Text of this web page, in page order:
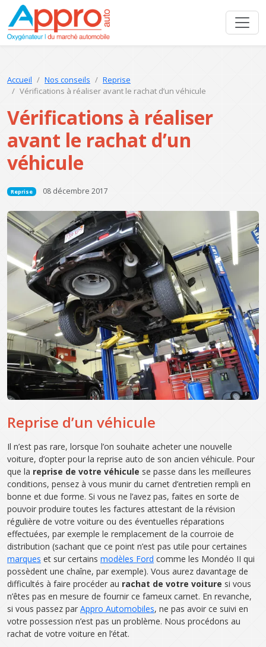
Accueil Nos conseils
Reprise
Vérifications à réaliser avant le rachat d’un véhicule
Vérifications à réaliser
avant le rachat d’un
véhicule
Reprise 08 décembre 2017
Reprise d’un véhicule
Il n’est pas rare, lorsque l’on souhaite acheter une nouvelle
voiture, d’opter pour la reprise auto de son ancien véhicule. Pour
que la reprise de votre véhicule se passe dans les meilleures
conditions, pensez à vous munir du carnet d’entretien rempli en
bonne et due forme. Si vous ne l’avez pas, faites en sorte de
pouvoir produire toutes les factures attestant de la révision
régulière de votre voiture ou des éventuelles réparations
effectuées, par exemple le remplacement de la courroie de
distribution (sachant que ce point n’est pas utile pour certaines
marques et sur certains modèles Ford comme les Mondéo II qui
possèdent une chaîne, par exemple). Vous aurez davantage de
difficultés à faire procéder au rachat de votre voiture si vous
n’êtes pas en mesure de fournir ce fameux carnet. En revanche,
si vous passez par Appro Automobiles, ne pas avoir ce suivi en
votre possession n’est pas un problème. Nous procédons au
rachat de votre voiture en l’état.